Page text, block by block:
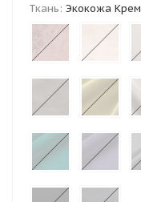
Ткань: Экокожа Крем